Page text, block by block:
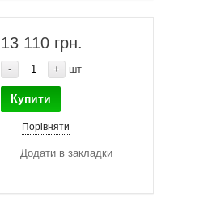
13 110 грн.
- + шт
Купити
Порівняти
Додати в закладки